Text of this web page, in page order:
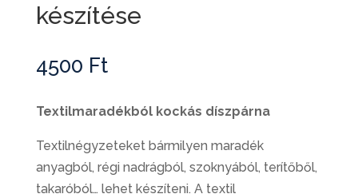
készítése
4500 Ft
Textilmaradékból kockás díszpárna
Textilnégyzeteket bármilyen maradék
anyagból, régi nadrágból, szoknyából, terítőből,
takaróból… lehet készíteni. A textil